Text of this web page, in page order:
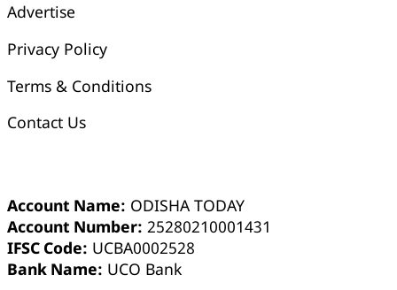
Advertise
Privacy Policy
Terms & Conditions
Contact Us
Account Name: ODISHA TODAY
Account Number: 25280210001431
IFSC Code: UCBA0002528
Bank Name: UCO Bank